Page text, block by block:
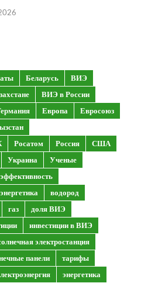
Беларусь
ВИЭ
ВИЭ в России
Европа
Евросоюз
Росатом Россия
США
Украина
Ученые
водород
газ
доля ВИЭ
инвестиции в ВИЭ
электростанция
панели
тарифы
энергетика